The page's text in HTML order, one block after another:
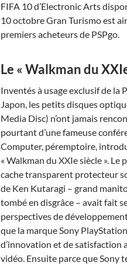
FIFA 10 d’Electronic Arts
10 octobre Gran Turismo est
premiers acheteurs de PSPgo.
Le « Walkman du
Inventés à usage exclusif de
Japon, les petits disques
Media Disc) n’ont jamais
pourtant d’une fameuse
Computer, péremptoire,
« Walkman du XXIe siècle ».
cache transparent protecteur
de Ken Kutaragi – grand
tombé en disgrâce – avait fait
perspectives de
que la marque Sony
d’innovation et de satisfaction
vidéo. Ensuite parce que Sony